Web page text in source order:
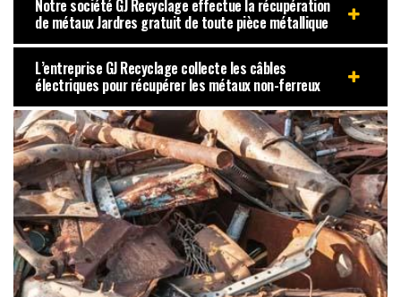
Notre société GJ Recyclage effectue la récupération
de métaux Jardres gratuit de toute pièce métallique
L’entreprise GJ Recyclage collecte les câbles
électriques pour récupérer les métaux non-ferreux